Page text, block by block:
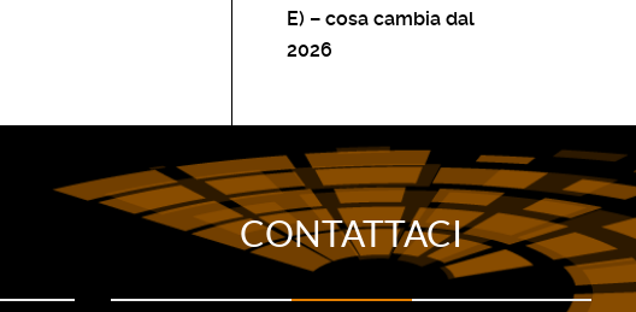
E) – cosa cambia dal
2026
CONTATTACI